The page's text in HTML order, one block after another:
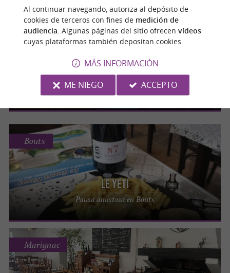
Auberge du Lis
Disfrute de la gastronomía local en el
corazón de los Pirineos.
Castillon-de-Larboust
Le Yeti
Pausa amistosa en Boutx
Boutx
Marignac
Al continuar navegando, autoriza al depósito de
cookies de terceros con fines de medición de
audiencia. Algunas páginas del sitio ofrecen vídeos
cuyas plataformas también depositan cookies.
MÁS INFORMACIÓN
ME NIEGO
ACCEPTO